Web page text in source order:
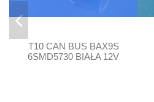
T10 CAN BUS BAX9S
6SMD5730 BIAŁA 12V